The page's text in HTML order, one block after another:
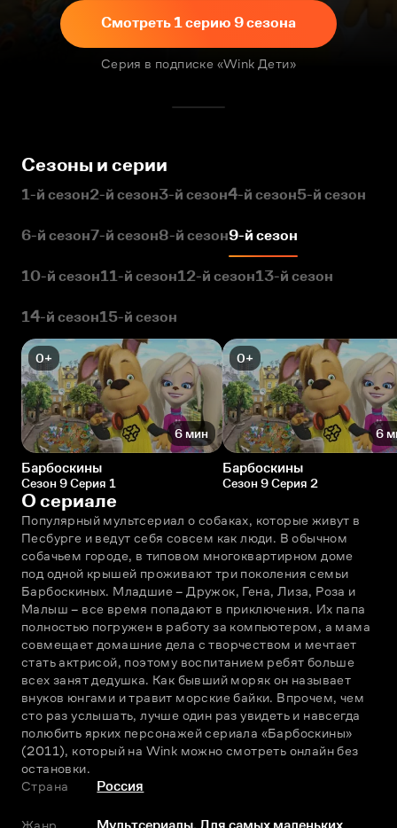
Смотреть 1 серию 9 сезона
Серия в подписке «Wink Дети»
Сезоны и серии
1-й сезон2-й сезон3-й сезон4-й сезон5-й сезон
6-й сезон7-й сезон8-й сезон9-й сезон
10-й сезон11-й сезон12-й сезон13-й сезон
14-й сезон15-й сезон
0+
6 мин
Барбоскины
Сезон 9 Серия 1
0+
6
Барбоскины
Сезон 9 Серия 2
О сериале
Популярный мультсериал о собаках, которые живут в
Песбурге и ведут себя совсем как люди. В обычном
собачьем городе, в типовом многоквартирном доме
под одной крышей проживают три поколения семьи
Барбоскиных. Младшие – Дружок, Гена, Лиза, Роза и
Малыш – всe время попадают в приключения. Их папа
полностью погружен в работу за компьютером, а мама
совмещает домашние дела с творчеством и мечтает
стать актрисой, поэтому воспитанием ребят больше
всех занят дедушка. Как бывший моряк он называет
внуков юнгами и травит морские байки. Впрочем, чем
сто раз услышать, лучше один раз увидеть и навсегда
полюбить ярких персонажей сериала «Барбоскины»
(2011), который на Wink можно смотреть онлайн без
остановки.
Страна
Россия